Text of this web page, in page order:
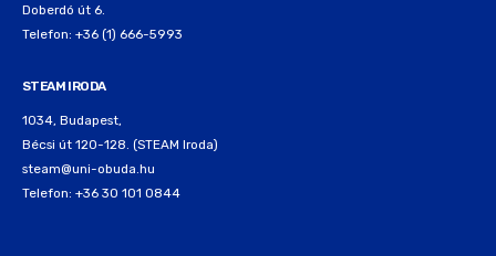
Doberdó út 6.
Telefon: +36 (1) 666-5993
STEAM IRODA
1034, Budapest,
Bécsi út 120-128. (STEAM Iroda)
steam@uni-obuda.hu
Telefon: +36 30 101 0844